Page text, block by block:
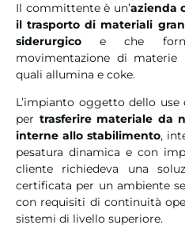
Il committente è un’azienda
il trasporto di materiali
siderurgico e che
movimentazione di
quali allumina e coke.
L’impianto oggetto dello
per trasferire materiale da
interne allo stabilimento,
pesatura dinamica e con
cliente richiedeva una
certificata per un ambiente
con requisiti di continuità
sistemi di livello superiore.